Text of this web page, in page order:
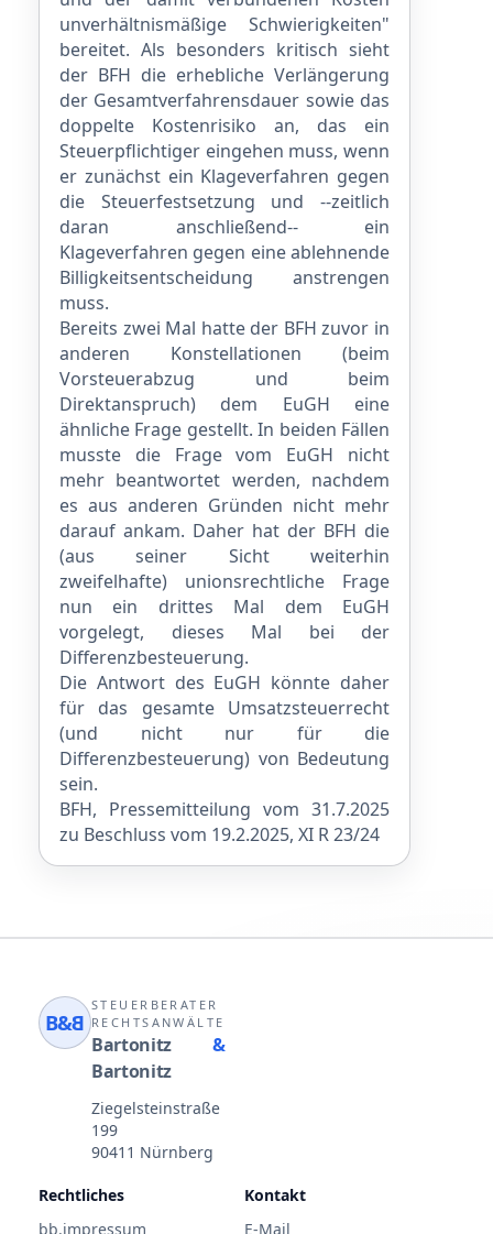
unverhältnismäßige Schwierigkeiten"
bereitet. Als besonders kritisch sieht
der BFH die erhebliche Verlängerung
der Gesamtverfahrensdauer sowie das
doppelte Kostenrisiko an, das ein
Steuerpflichtiger eingehen muss, wenn
er zunächst ein Klageverfahren gegen
die Steuerfestsetzung und --zeitlich
daran anschließend-- ein
Klageverfahren gegen eine ablehnende
Billigkeitsentscheidung anstrengen
muss.
Bereits zwei Mal hatte der BFH zuvor in
anderen Konstellationen (beim
Vorsteuerabzug und beim
Direktanspruch) dem EuGH eine
ähnliche Frage gestellt. In beiden Fällen
musste die Frage vom EuGH nicht
mehr beantwortet werden, nachdem
es aus anderen Gründen nicht mehr
darauf ankam. Daher hat der BFH die
(aus seiner Sicht weiterhin
zweifelhafte) unionsrechtliche Frage
nun ein drittes Mal dem EuGH
vorgelegt, dieses Mal bei der
Differenzbesteuerung.
Die Antwort des EuGH könnte daher
für das gesamte Umsatzsteuerrecht
(und nicht nur für die
Differenzbesteuerung) von Bedeutung
sein.
BFH, Pressemitteilung vom 31.7.2025
zu Beschluss vom 19.2.2025, XI R 23/24
B&B
STEUERBERATER
RECHTSANWÄLTE
Bartonitz &
Bartonitz
Ziegelsteinstraße
199
90411 Nürnberg
Rechtliches
bb.impressum
Kontakt
E-Mail